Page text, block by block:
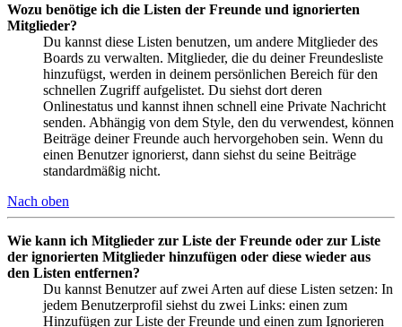
Wozu benötige ich die Listen der Freunde und ignorierten
Mitglieder?
Du kannst diese Listen benutzen, um andere Mitglieder des
Boards zu verwalten. Mitglieder, die du deiner Freundesliste
hinzufügst, werden in deinem persönlichen Bereich für den
schnellen Zugriff aufgelistet. Du siehst dort deren
Onlinestatus und kannst ihnen schnell eine Private Nachricht
senden. Abhängig von dem Style, den du verwendest, können
Beiträge deiner Freunde auch hervorgehoben sein. Wenn du
einen Benutzer ignorierst, dann siehst du seine Beiträge
standardmäßig nicht.
Nach oben
Wie kann ich Mitglieder zur Liste der Freunde oder zur Liste
der ignorierten Mitglieder hinzufügen oder diese wieder aus
den Listen entfernen?
Du kannst Benutzer auf zwei Arten auf diese Listen setzen: In
jedem Benutzerprofil siehst du zwei Links: einen zum
Hinzufügen zur Liste der Freunde und einen zum Ignorieren